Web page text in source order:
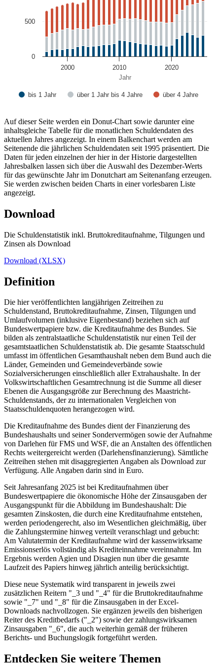
Jahr
bis 1 Jahr über 1 Jahr bis 4 Jahre über 4 Jahre
2000 2010 2020
0
500
Auf dieser Seite werden ein Donut-Chart sowie darunter eine
inhaltsgleiche Tabelle für die monatlichen Schuldendaten des
aktuellen Jahres angezeigt. In einem Balkenchart werden am
Seitenende die jährlichen Schuldendaten seit 1995 präsentiert. Die
Daten für jeden einzelnen der hier in der Historie dargestellten
Jahresbalken lassen sich über die Auswahl des Dezember-Werts
für das gewünschte Jahr im Donutchart am Seitenanfang erzeugen.
Sie werden zwischen beiden Charts in einer vorlesbaren Liste
angezeigt.
Download
Die Schuldenstatistik inkl. Bruttokreditaufnahme, Tilgungen und
Zinsen als Download
Download (XLSX)
Definition
Die hier veröffentlichten langjährigen Zeitreihen zu
Schuldenstand, Bruttokreditaufnahme, Zinsen, Tilgungen und
Umlaufvolumen (inklusive Eigenbestand) beziehen sich auf
Bundeswertpapiere bzw. die Kreditaufnahme des Bundes. Sie
bilden als zentralstaatliche Schuldenstatistik nur einen Teil der
gesamtstaatlichen Schuldenstatistik ab. Die gesamte Staatsschuld
umfasst im öffentlichen Gesamthaushalt neben dem Bund auch die
Länder, Gemeinden und Gemeindeverbände sowie
Sozialversicherungen einschließlich aller Extrahaushalte. In der
Volkswirtschaftlichen Gesamtrechnung ist die Summe all dieser
Ebenen die Ausgangsgröße zur Berechnung des Maastricht-
Schuldenstands, der zu internationalen Vergleichen von
Staatsschuldenquoten herangezogen wird.
Die Kreditaufnahme des Bundes dient der Finanzierung des
Bundeshaushalts und seiner Sondervermögen sowie der Aufnahme
von Darlehen für FMS und WSF, die an Anstalten des öffentlichen
Rechts weitergereicht werden (Darlehensfinanzierung). Sämtliche
Zeitreihen stehen mit disaggregierten Angaben als Download zur
Verfügung. Alle Angaben darin sind in Euro.
Seit Jahresanfang 2025 ist bei Kreditaufnahmen über
Bundeswertpapiere die ökonomische Höhe der Zinsausgaben der
Ausgangspunkt für die Abbildung im Bundeshaushalt: Die
gesamten Zinskosten, die durch eine Kreditaufnahme entstehen,
werden periodengerecht, also im Wesentlichen gleichmäßig, über
die Zahlungstermine hinweg verteilt veranschlagt und gebucht:
Am Valutatermin der Kreditaufnahme wird der kassenwirksame
Emissionserlös vollständig als Krediteinnahme vereinnahmt. Im
Ergebnis werden Agien und Disagien nun über die gesamte
Laufzeit des Papiers hinweg jährlich anteilig berücksichtigt.
Diese neue Systematik wird transparent in jeweils zwei
zusätzlichen Reitern "_3 und "_4" für die Bruttokreditaufnahme
sowie "_7" und "_8" für die Zinsausgaben in der Excel-
Downloads nachvollzogen. Sie ergänzen jeweils den bisherigen
Reiter des Kreditbedarfs ("_2") sowie der zahlungswirksamen
Zinsausgaben "_6", die auch weiterhin gemäß der früheren
Berichts- und Buchungslogik fortgeführt werden.
Entdecken Sie weitere Themen